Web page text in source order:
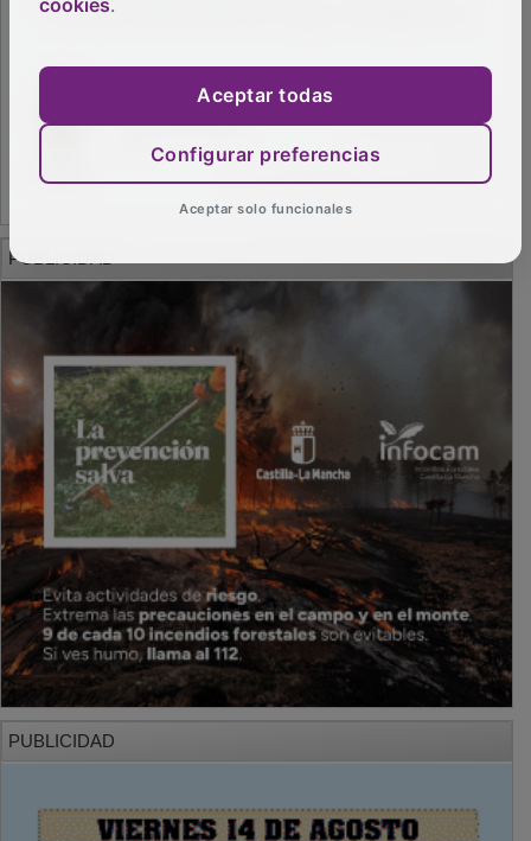
PUBLICIDAD
PUBLICIDAD
cookies.
Aceptar todas
Configurar preferencias
Aceptar solo funcionales